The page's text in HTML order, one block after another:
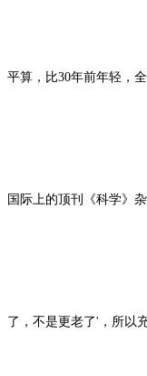
平算，比30年前年轻，
国际上的顶刊《科学》
了，不是更老了'，所以